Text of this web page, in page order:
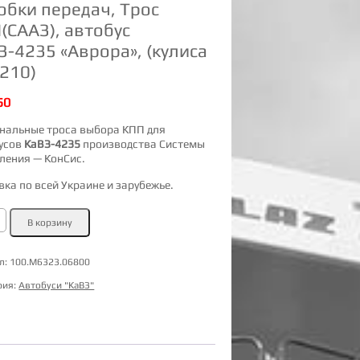
передач, Трос
автобус
4235 «Аврора», (кулиса
троса выбора КПП для
КаВЗ-4235 производства Системы
— КонСис.
по всей Украине и зарубежье.
В корзину
100.М6323.06800
Автобуси "КаВЗ"